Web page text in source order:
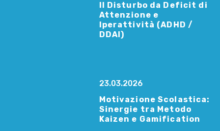
Il Disturbo da Deficit di
Attenzione e
Iperattività (ADHD /
DDAI)
23.03.2026
Motivazione Scolastica:
Sinergie tra Metodo
Kaizen e Gamification